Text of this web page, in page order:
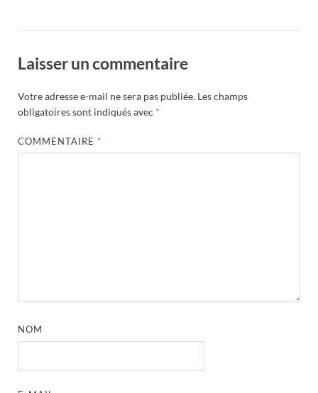
Laisser un commentaire
Votre adresse e-mail ne sera pas publiée. Les champs
obligatoires sont indiqués avec *
COMMENTAIRE *
NOM